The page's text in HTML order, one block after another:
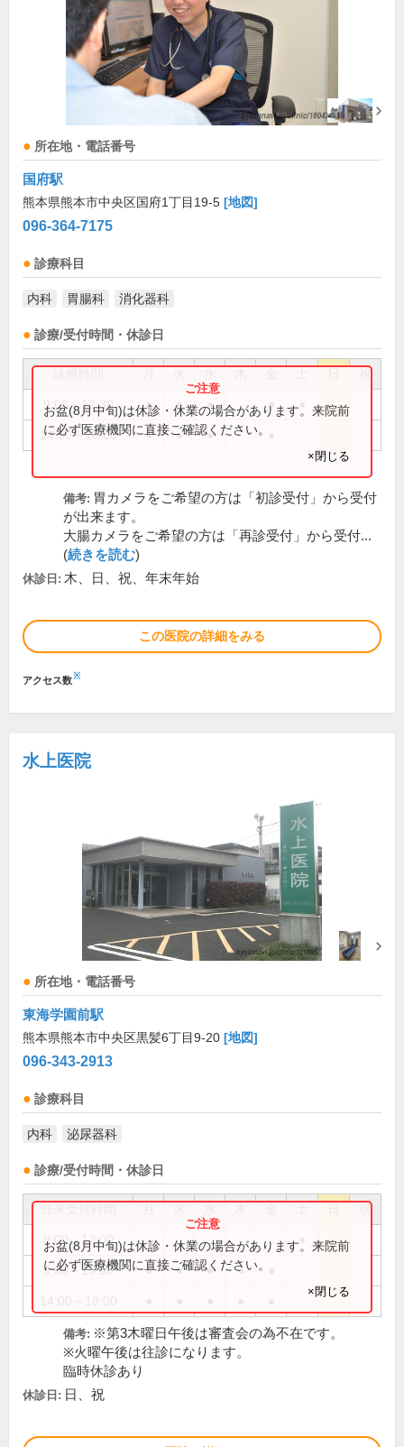
所在地・電話番号
国府駅
熊本県熊本市中央区国府1丁目19-5 [地図]
096-364-7175
診療科目
内科 胃腸科 消化器科
診療/受付時間・休診日
祝
9:00～12:30 ● ● ● ●
14:30～18:00 ● ● ●
お盆(8月中旬)は休診・休業の場合があります。来院前
に必ず医療機関に直接ご確認ください。
×閉じる
備考: 胃カメラをご希望の方は「初診受付」から受付
が出来ます。
大腸カメラをご希望の方は「再診受付」から受付...
(続きを読む)
休診日: 木、日、祝、年末年始
この医院の詳細をみる
アクセス数※
水上医院
所在地・電話番号
東海学園前駅
熊本県熊本市中央区黒髪6丁目9-20 [地図]
096-343-2913
診療科目
内科 泌尿器科
診療/受付時間・休診日
祝
9:00～12:00
9:00～13:00 ● ● ● ●
お盆(8月中旬)は休診・休業の場合があります。来院前
に必ず医療機関に直接ご確認ください。
×閉じる
備考: ※第3木曜日午後は審査会の為不在です。
※火曜午後は往診になります。
臨時休診あり
休診日: 日、祝